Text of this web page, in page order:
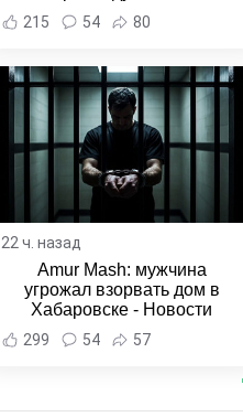
215 54 80
22 ч. назад
Amur Mash: мужчина
угрожал взорвать дом в
Хабаровске - Новости
Хабаровска и Хабаровского
края
299 54 57